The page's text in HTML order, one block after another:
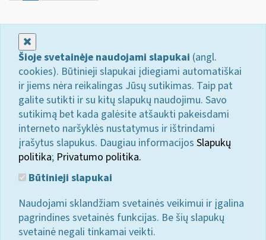
Šioje svetainėje naudojami slapukai (angl.
cookies). Būtinieji slapukai įdiegiami automatiškai
ir jiems nėra reikalingas Jūsų sutikimas. Taip pat
galite sutikti ir su kitų slapukų naudojimu. Savo
sutikimą bet kada galėsite atšaukti pakeisdami
interneto naršyklės nustatymus ir ištrindami
įrašytus slapukus. Daugiau informacijos Slapukų
politika; Privatumo politika.
Būtinieji slapukai
Naudojami sklandžiam svetainės veikimui ir įgalina
pagrindines svetainės funkcijas. Be šių slapukų
svetainė negali tinkamai veikti.